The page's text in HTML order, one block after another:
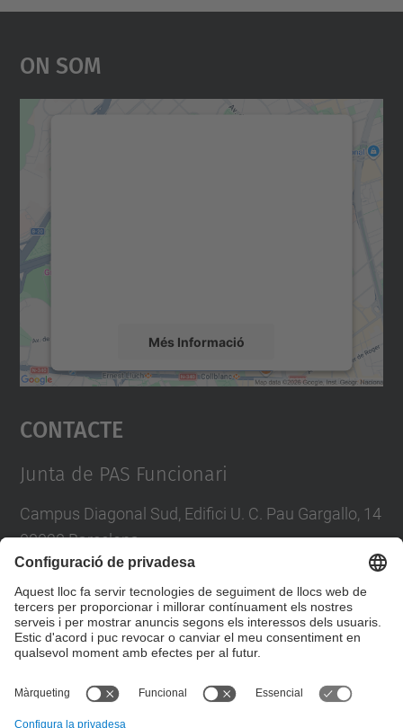
On Som
Més Informació
Accepta
powered by
Contacte
Junta de PAS Funcionari
Campus Diagonal Sud, Edifici U. C. Pau Gargallo, 14
08028 Barcelona
E-mail :junta.pasf@upc.edu
Formulari de contacte